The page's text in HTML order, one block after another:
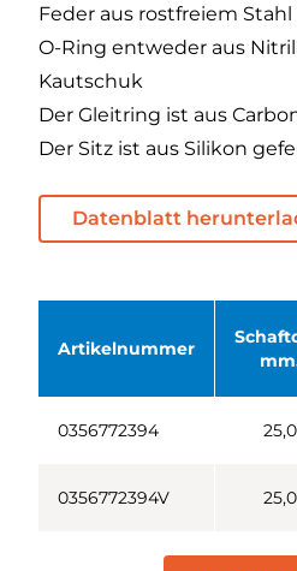
Feder aus rostfreiem Stahl
O-Ring entweder aus
Kautschuk
Der Gleitring ist aus
Der Sitz ist aus Silikon
Datenblatt
Artikelnummer
0356772394 25,0
0356772394V 25,0